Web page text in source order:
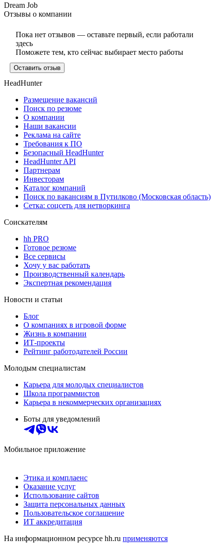
Dream Job
Отзывы о компании
Пока нет отзывов — оставьте первый, если работали
здесь
Поможете тем, кто сейчас выбирает место работы
Оставить отзыв
HeadHunter
Размещение вакансий
Поиск по резюме
О компании
Наши вакансии
Реклама на сайте
Требования к ПО
Безопасный HeadHunter
HeadHunter API
Партнерам
Инвесторам
Каталог компаний
Поиск по вакансиям в Путилково (Московская область)
Сетка: соцсеть для нетворкинга
Соискателям
hh PRO
Готовое резюме
Все сервисы
Хочу у вас работать
Производственный календарь
Экспертная рекомендация
Новости и статьи
Блог
О компаниях в игровой форме
Жизнь в компании
ИТ-проекты
Рейтинг работодателей России
Молодым специалистам
Карьера для молодых специалистов
Школа программистов
Карьера в некоммерческих организациях
Боты для уведомлений
Мобильное приложение
Этика и комплаенс
Оказание услуг
Использование сайтов
Защита персональных данных
Пользовательское соглашение
ИТ аккредитация
На информационном ресурсе hh.ru применяются